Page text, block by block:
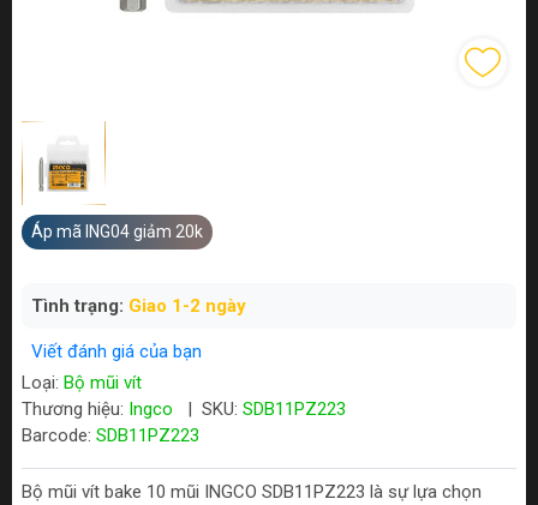
Áp mã ING04 giảm 20k
Tình trạng: Giao 1-2 ngày
Viết đánh giá của bạn
Loại: Bộ mũi vít
Thương hiệu: Ingco SKU: SDB11PZ223
Barcode: SDB11PZ223
Bộ mũi vít bake 10 mũi INGCO SDB11PZ223 là sự lựa chọn